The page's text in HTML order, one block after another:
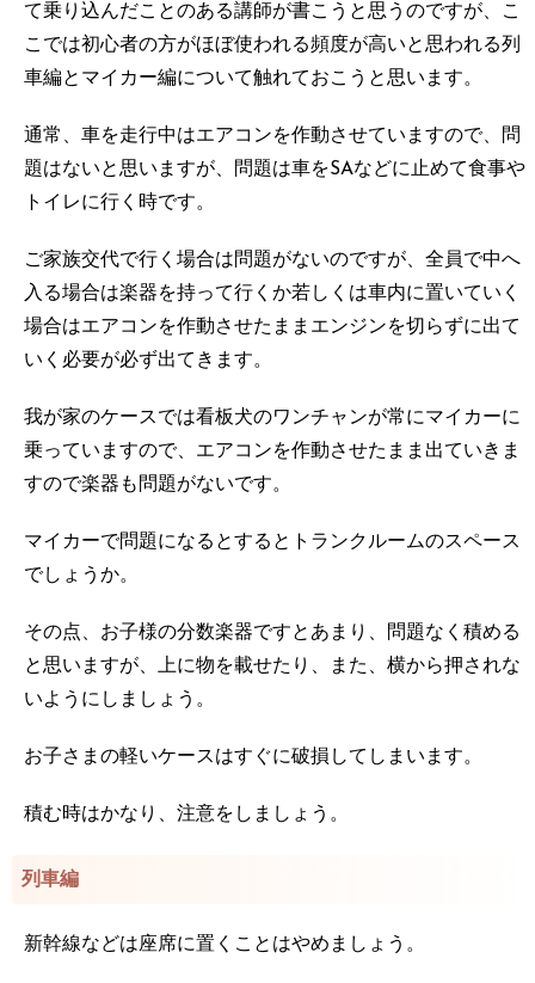
て乗り込んだことのある講師が書こうと思うのですが、こ
こでは初心者の方がほぼ使われる頻度が高いと思われる列
車編とマイカー編について触れておこうと思います。
通常、車を走行中はエアコンを作動させていますので、問
題はないと思いますが、問題は車をSAなどに止めて食事や
トイレに行く時です。
ご家族交代で行く場合は問題がないのですが、全員で中へ
入る場合は楽器を持って行くか若しくは車内に置いていく
場合はエアコンを作動させたままエンジンを切らずに出て
いく必要が必ず出てきます。
我が家のケースでは看板犬のワンチャンが常にマイカーに
乗っていますので、エアコンを作動させたまま出ていきま
すので楽器も問題がないです。
マイカーで問題になるとするとトランクルームのスペース
でしょうか。
その点、お子様の分数楽器ですとあまり、問題なく積める
と思いますが、上に物を載せたり、また、横から押されな
いようにしましょう。
お子さまの軽いケースはすぐに破損してしまいます。
積む時はかなり、注意をしましょう。
列車編
新幹線などは座席に置くことはやめましょう。